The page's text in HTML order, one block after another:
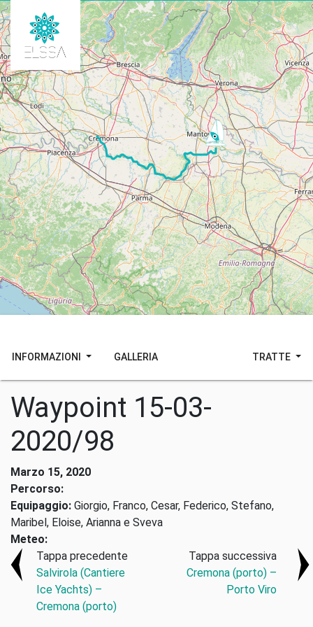
INFORMAZIONI GALLERIA TRATTE
Waypoint 15-03-
2020/98
Marzo 15, 2020
Percorso:
Equipaggio: Giorgio, Franco, Cesar, Federico, Stefano,
Maribel, Eloise, Arianna e Sveva
Meteo:
Tappa precedente
Salvirola (Cantiere
Ice Yachts) –
Cremona (porto)
Tappa successiva
Cremona (porto) –
Porto Viro